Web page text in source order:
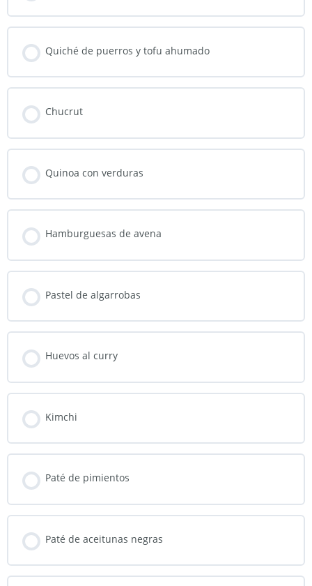
Quiché de puerros y tofu ahumado
Chucrut
Quinoa con verduras
Hamburguesas de avena
Pastel de algarrobas
Huevos al curry
Kimchi
Paté de pimientos
Paté de aceitunas negras